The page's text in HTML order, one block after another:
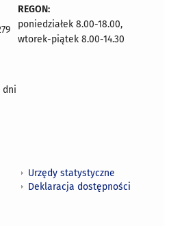
dni
REGON:
poniedziałek 8.00-18.00,
wtorek-piątek 8.00-14.30
Urzędy statystyczne
Deklaracja dostępności